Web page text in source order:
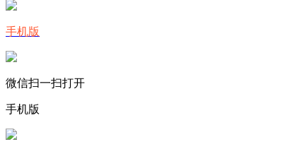
手机版
微信扫一扫打开
手机版